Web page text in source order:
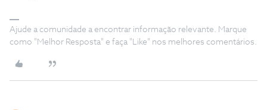
Ajude a comunidade a encontrar informação relevante. Marque
como "Melhor Resposta" e faça "Like" nos melhores comentários.